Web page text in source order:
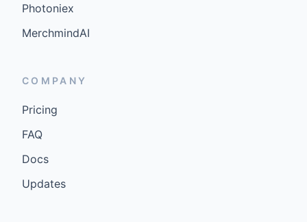
Photoniex
MerchmindAI
COMPANY
Pricing
FAQ
Docs
Updates